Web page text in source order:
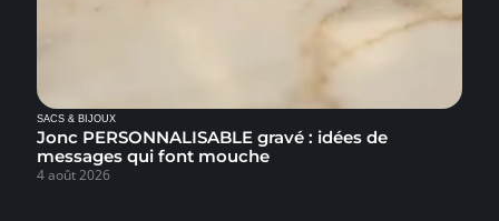
SACS & BIJOUX
Jonc PERSONNALISABLE gravé : idées de
messages qui font mouche
4 août 2026